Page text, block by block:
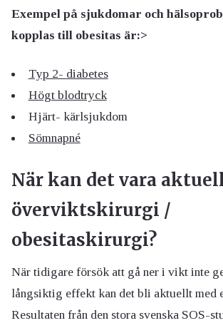
Exempel på sjukdomar och
kopplas till obesitas är:>
Typ 2- diabetes
Högt blodtryck
Hjärt- kärlsjukdom
Sömnapné
När kan det vara
överviktskirurgi /
obesitaskirurgi?
När tidigare försök att gå ner i vikt inte
långsiktig effekt kan det bli aktuellt med
Resultaten från den stora svenska SOS-